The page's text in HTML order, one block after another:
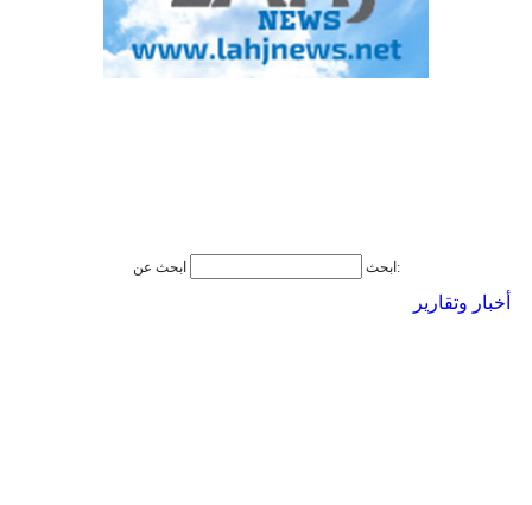
ابحث ابحث عن:
أخبار وتقارير